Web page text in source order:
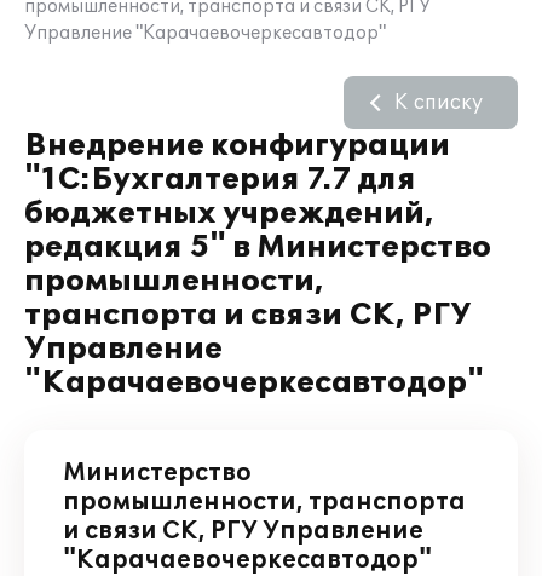
промышленности, транспорта и связи СК, РГУ
Управление "Карачаевочеркесавтодор"
Внедрение конфигурации
"1С:Бухгалтерия 7.7 для
бюджетных учреждений,
редакция 5" в Министерство
промышленности,
транспорта и связи СК, РГУ
Управление
"Карачаевочеркесавтодор"
К списку
Министерство
промышленности, транспорта
и связи СК, РГУ Управление
"Карачаевочеркесавтодор"